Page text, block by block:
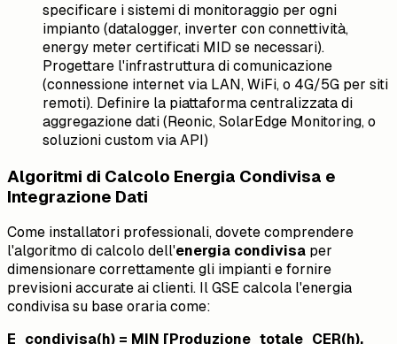
specificare i sistemi di monitoraggio per ogni
impianto (datalogger, inverter con connettività,
energy meter certificati MID se necessari).
Progettare l'infrastruttura di comunicazione
(connessione internet via LAN, WiFi, o 4G/5G per siti
remoti). Definire la piattaforma centralizzata di
aggregazione dati (Reonic, SolarEdge Monitoring, o
soluzioni custom via API)
Algoritmi di Calcolo Energia Condivisa e
Integrazione Dati
Come installatori professionali, dovete comprendere
l'algoritmo di calcolo dell'energia condivisa per
dimensionare correttamente gli impianti e fornire
previsioni accurate ai clienti. Il GSE calcola l'energia
condivisa su base oraria come:
E_condivisa(h) = MIN [Produzione_totale_CER(h),